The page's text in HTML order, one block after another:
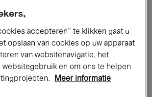
Films
Lezingen & Debatten
Klassieke Muziek Global Music
accepteren” te klikken gaat u
opslaan van cookies op uw apparaat
van websitenavigatie, het
websitegebruik en om ons te helpen
Meer informatie